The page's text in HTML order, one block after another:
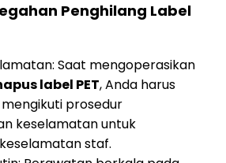
Penghilang Label
Saat mengoperasikan
label PET, Anda harus
prosedur
keselamatan untuk
staf.